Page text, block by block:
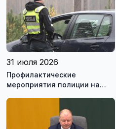
31 июля 2026
Профилактические
мероприятия полиции на